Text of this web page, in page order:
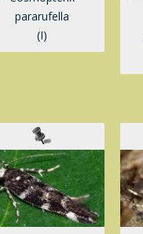
pararufella
(I)